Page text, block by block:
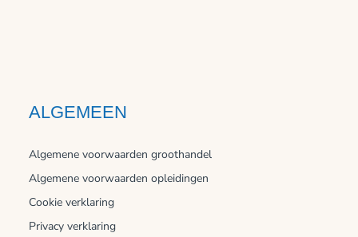
ALGEMEEN
Algemene voorwaarden groothandel
Algemene voorwaarden opleidingen
Cookie verklaring
Privacy verklaring